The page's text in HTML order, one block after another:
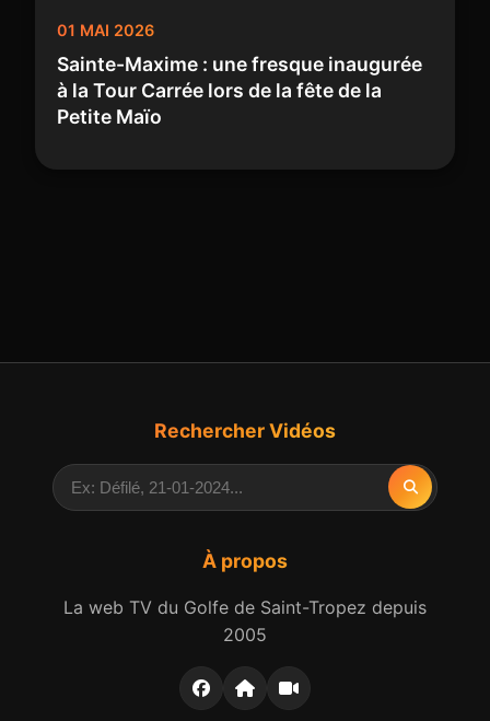
01 MAI 2026
Sainte-Maxime : une fresque inaugurée
à la Tour Carrée lors de la fête de la
Petite Maïo
À propos
La web TV du Golfe de Saint-Tropez depuis
2005
Rechercher Vidéos